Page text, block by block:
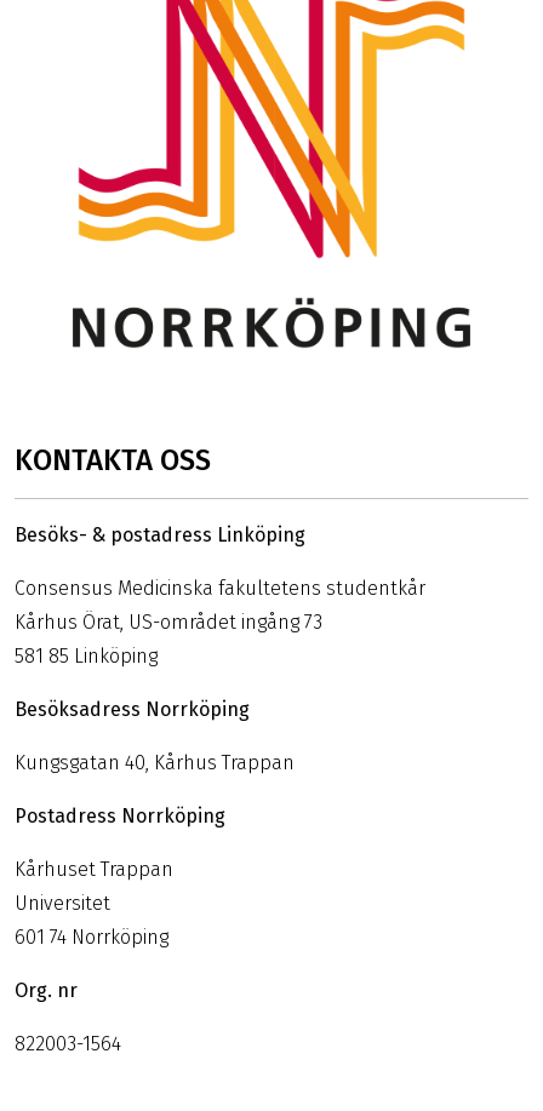
KONTAKTA OSS
Besöks- & postadress Linköping
Consensus Medicinska fakultetens studentkår
Kårhus Örat, US-området ingång 73
581 85 Linköping
Besöksadress Norrköping
Kungsgatan 40, Kårhus Trappan
Postadress Norrköping
Kårhuset Trappan
Universitet
601 74 Norrköping
Org. nr
822003-1564